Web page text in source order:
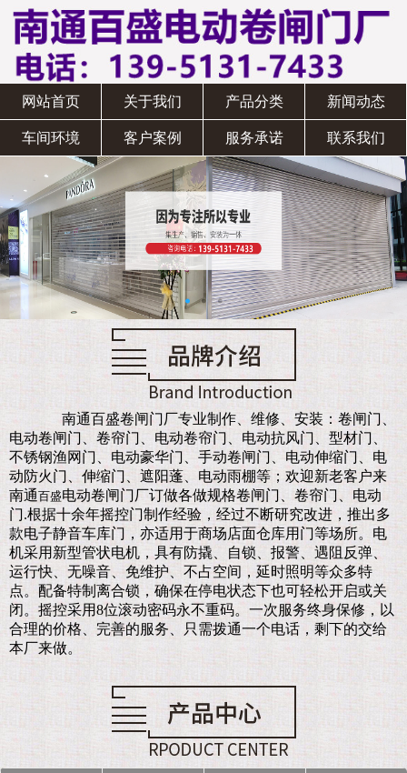
网站首页 关于我们 产品分类 新闻动态
车间环境 客户案例 服务承诺 联系我们
南通百盛卷闸门厂专业制作、维修、安装：卷闸门、
电动卷闸门、卷帘门、电动卷帘门、电动抗风门、型材门、
不锈钢渔网门、电动豪华门、手动卷闸门、电动伸缩门、电
动防火门、伸缩门、遮阳蓬、电动雨棚等；欢迎新老客户来
南通 百盛电动卷闸门厂订做各做规格卷闸门、卷帘门、电动
门.根据十余年摇控门制作经验，经过不断研究改进，推出多
款电子静音车库门，亦适用于商场店面仓库用门等场所。电
机采用新型管状电机，具有防撬、自锁、报警、遇阻反弹、
运行快、无噪音、免维护、不占空间，延时照明等众多特
点。配备特制离合锁，确保在停电状态下也可轻松开启或关
闭。摇控采用8位滚动密码永不重码。一次服务终身保修，以
合理的价格、完善的服务、只需拨通一个电话，剩下的交给
本厂来做。